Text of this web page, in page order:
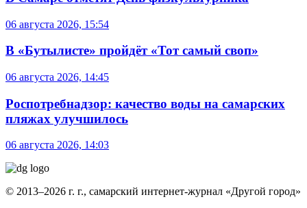
06 августа 2026, 15:54
В «Бутылисте» пройдёт «Тот самый своп»
06 августа 2026, 14:45
Роспотребнадзор: качество воды на самарских
пляжах улучшилось
06 августа 2026, 14:03
© 2013–2026 г. г., самарский интернет-журнал «Другой город»